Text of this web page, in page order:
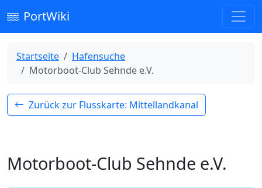
PortWiki
Startseite
Hafensuche
Motorboot-Club Sehnde e.V.
Zurück zur Flusskarte: Mittellandkanal
Motorboot-Club Sehnde e.V.